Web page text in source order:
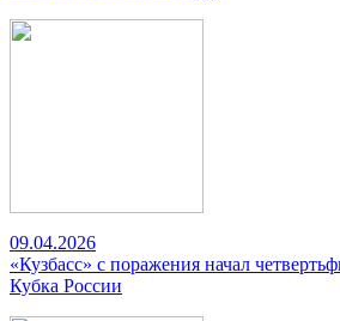
09.04.2026
«Кузбасс» с поражения начал
Кубка России